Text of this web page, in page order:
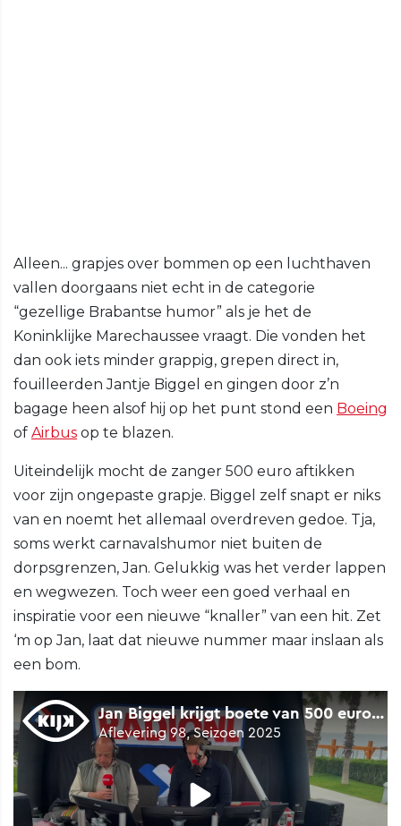
Alleen... grapjes over bommen op een luchthaven
vallen doorgaans niet echt in de categorie
“gezellige Brabantse humor” als je het de
Koninklijke Marechaussee vraagt. Die vonden het
dan ook iets minder grappig, grepen direct in,
fouilleerden Jantje Biggel en gingen door z’n
bagage heen alsof hij op het punt stond een Boeing
of Airbus op te blazen.
Uiteindelijk mocht de zanger 500 euro aftikken
voor zijn ongepaste grapje. Biggel zelf snapt er niks
van en noemt het allemaal overdreven gedoe. Tja,
soms werkt carnavalshumor niet buiten de
dorpsgrenzen, Jan. Gelukkig was het verder lappen
en wegwezen. Toch weer een goed verhaal en
inspiratie voor een nieuwe “knaller” van een hit. Zet
‘m op Jan, laat dat nieuwe nummer maar inslaan als
een bom.